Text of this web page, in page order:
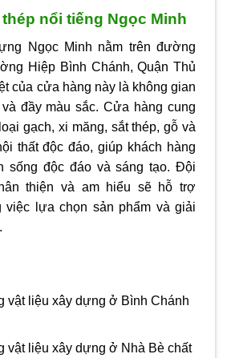
nổi tiếng Ngọc Minh
Ngọc Minh nằm trên đường
Hiệp Bình Chánh, Quận Thủ
của cửa hàng này là không gian
đầy màu sắc. Cửa hàng cung
gạch, xi măng, sắt thép, gỗ và
thất độc đáo, giúp khách hàng
sống độc đáo và sáng tạo. Đội
thiện và am hiểu sẽ hỗ trợ
việc lựa chọn sản phẩm và giải
vật liệu xây dựng ở Bình Chánh
vật liệu xây dựng ở Nhà Bè chất